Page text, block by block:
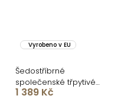
Vyrobeno v EU
Šedostříbrné
společenské třpytivé
dlouhé šaty KAILINA
1 389 Kč